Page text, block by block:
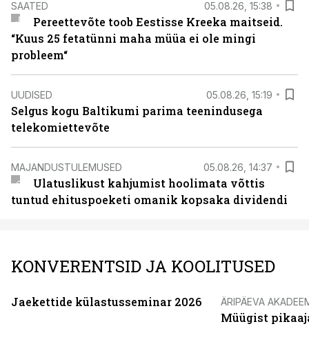
SAATED 05.08.26, 15:38
Pereettevõte toob Eestisse Kreeka maitseid.
“Kuus 25 fetatünni maha müüa ei ole mingi
probleem“
UUDISED 05.08.26, 15:19
Selgus kogu Baltikumi parima teenindusega
telekomiettevõte
MAJANDUSTULEMUSED 05.08.26, 14:37
Ulatuslikust kahjumist hoolimata võttis
tuntud ehituspoeketi omanik kopsaka dividendi
KONVERENTSID JA KOOLITUSED
Jaekettide külastusseminar 2026 ÄRIPÄEVA
Müügist